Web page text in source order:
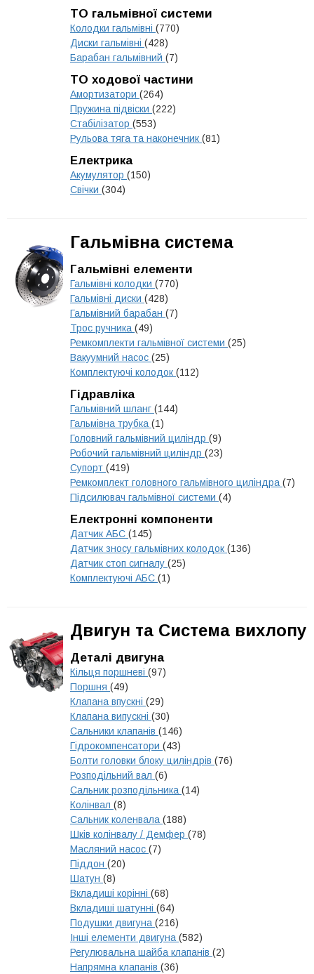
ТО гальмівної системи
Колодки гальмівні (770)
Диски гальмівні (428)
Барабан гальмівний (7)
ТО ходової частини
Амортизатори (264)
Пружина підвіски (222)
Стабілізатор (553)
Рульова тяга та наконечник (81)
Електрика
Акумулятор (150)
Свічки (304)
Гальмівна система
Гальмівні елементи
Гальмівні колодки (770)
Гальмівні диски (428)
Гальмівний барабан (7)
Трос ручника (49)
Ремкомплекти гальмівної системи (25)
Вакуумний насос (25)
Комплектуючі колодок (112)
Гідравліка
Гальмівний шланг (144)
Гальмівна трубка (1)
Головний гальмівний циліндр (9)
Робочий гальмівний циліндр (23)
Супорт (419)
Ремкомплект головного гальмівного циліндра (7)
Підсилювач гальмівної системи (4)
Електронні компоненти
Датчик АБС (145)
Датчик зносу гальмівних колодок (136)
Датчик стоп сигналу (25)
Комплектуючі АБС (1)
Двигун та Система вихлопу
Деталі двигуна
Кільця поршневі (97)
Поршня (49)
Клапана впускні (29)
Клапана випускні (30)
Сальники клапанів (146)
Гідрокомпенсатори (43)
Болти головки блоку циліндрів (76)
Розподільний вал (6)
Сальник розподільника (14)
Колінвал (8)
Сальник коленвала (188)
Шків колінвалу / Демфер (78)
Масляний насос (7)
Піддон (20)
Шатун (8)
Вкладиші корінні (68)
Вкладиші шатунні (64)
Подушки двигуна (216)
Інші елементи двигуна (582)
Регулювальна шайба клапанів (2)
Напрямна клапанів (36)